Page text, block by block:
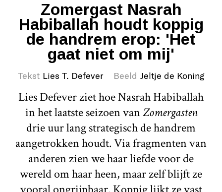
Zomergast Nasrah
Habiballah houdt koppig
de handrem erop: 'Het
gaat niet om mij'
Tekst Lies T. Defever Beeld Jeltje de Koning
Lies Defever ziet hoe Nasrah Habiballah
in het laatste seizoen vanZomergasten
drie uur lang strategisch de handrem
aangetrokken houdt. Via fragmenten van
anderen zien we haar liefde voor de
wereld om haar heen, maar zelf blijft ze